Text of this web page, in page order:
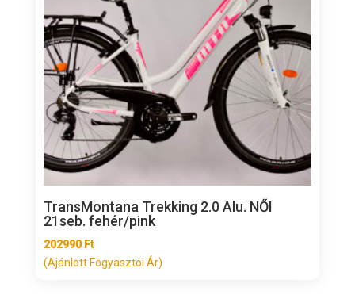
TransMontana Trekking 2.0 Alu. NŐI
21seb. fehér/pink
202990 Ft
(Ajánlott Fogyasztói Ár)